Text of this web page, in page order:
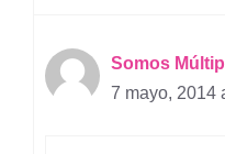
Somos
7 mayo, 2014